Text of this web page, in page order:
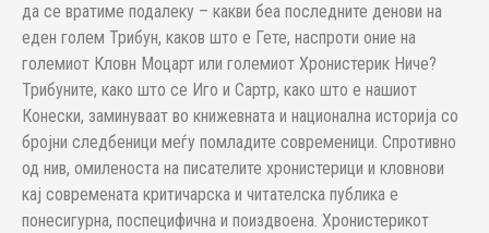
да се вратиме подалеку – какви беа последните денови на
еден голем Трибун, каков што е Гете, наспроти оние на
големиот Кловн Моцарт или големиот Хронистерик Ниче?
Трибуните, како што се Иго и Сартр, како што е нашиот
Конески, заминуваат во книжевната и национална историја со
бројни следбеници меѓу помладите современици. Спротивно
од нив, омиленоста на писателите хронистерици и кловнови
кај современата критичарска и читателска публика е
понесигурна, поспецифична и поиздвоена. Хронистерикот